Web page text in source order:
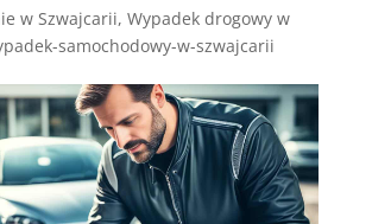
w Szwajcarii, Wypadek drogowy w
samochodowy-w-szwajcarii